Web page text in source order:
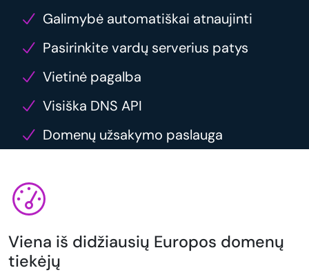
Galimybė automatiškai atnaujinti
Pasirinkite vardų serverius patys
Vietinė pagalba
Visiška DNS API
Domenų užsakymo paslauga
Viena iš didžiausių Europos domenų
tiekėjų